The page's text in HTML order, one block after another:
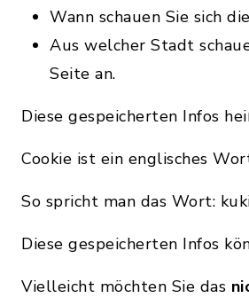
Wann schauen Sie sich
Aus welcher Stadt
Seite an.
Diese gespeicherten Infos
Cookie ist ein englisches
So spricht man das Wort:
Diese gespeicherten Infos
Vielleicht möchten Sie das